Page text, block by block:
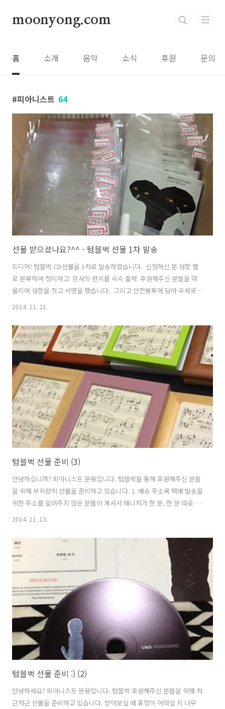
moonyong.com
홈 소개 음악 소식 후원 문의
피아니스트 64
선물 받으셨나요?^^ - 텀블벅 선물 1차 발송
드디어! 텀블벅 CD선물을 1차로 발송하였습니다. ​ 신청하신 분 성함 별
로 분류하여 정리하고 ​ 감사의 편지를 슥슥 출력 ​ 후원해주신 분들을 떠
올리며 성함을 적고 서명을 했습니다. ​ 그리고 안전봉투에 담아 우체국
빠른 등기를 통해 발송하였습니다 :) ​ 아~ 많다! CD만 신청하신 분들 먼저
니다. 감사합니다 :)
2014. 11. 21.
텀블벅 선물 준비 (3)
안녕하십니까? 피아니스트 문용입니다. 텀블벅을 통해 후원해주신 분들
을 위해 부지런히 선물을 준비하고 있습니다. 1. 배송 주소록 택배 발송을
위한 주소를 알려주지 않은 분들이 계셔서 매니저가 한 분, 한 분 따로 연
락을 드려 배송주소록 작성을 완료하였습니다. 2. 자필 악보 액자 & 아트
릴 예정입니다. 틈틈이 그려둔 악보를 액자에 넣어보았습니다.꼼꼼하게
살피고 살펴 예쁜 액자로 고른 데다가 어느 악보에 어느 액자가 어울릴지
심사숙고하여 매칭하였습니다.노력을 들인 만큼 액자에 끼워넣고 보니
뿌듯합니다. ^^▲ UND 앨범에 실린 9곡의 자필 악보 첫머리 에테르님
작품도 액자와의 매칭, 악보와의 매칭 모두 심사숙고하여 결정하였습니
다. 어느 ..
2014. 11. 13.
텀블벅 선물 준비 :) (2)
안녕하세요? 피아니스트 문용입니다. 텀블벅 후원해주신 분들을 위해 차
근차근 선물을 준비하고 있습니다. 받아보실 때 표정이 어떠실 지 너무